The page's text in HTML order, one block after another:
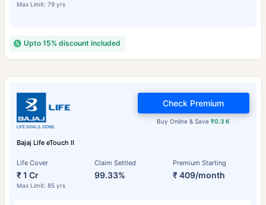
Max Limit: 79 yrs
Upto 15% discount included
Bajaj Life eTouch II
Life Cover
₹ 1 Cr
Max Limit: 85 yrs
Claim Settled
99.33%
Premium Starting
₹ 409/month
Buy Online & Save₹0.3 K
Check Premium